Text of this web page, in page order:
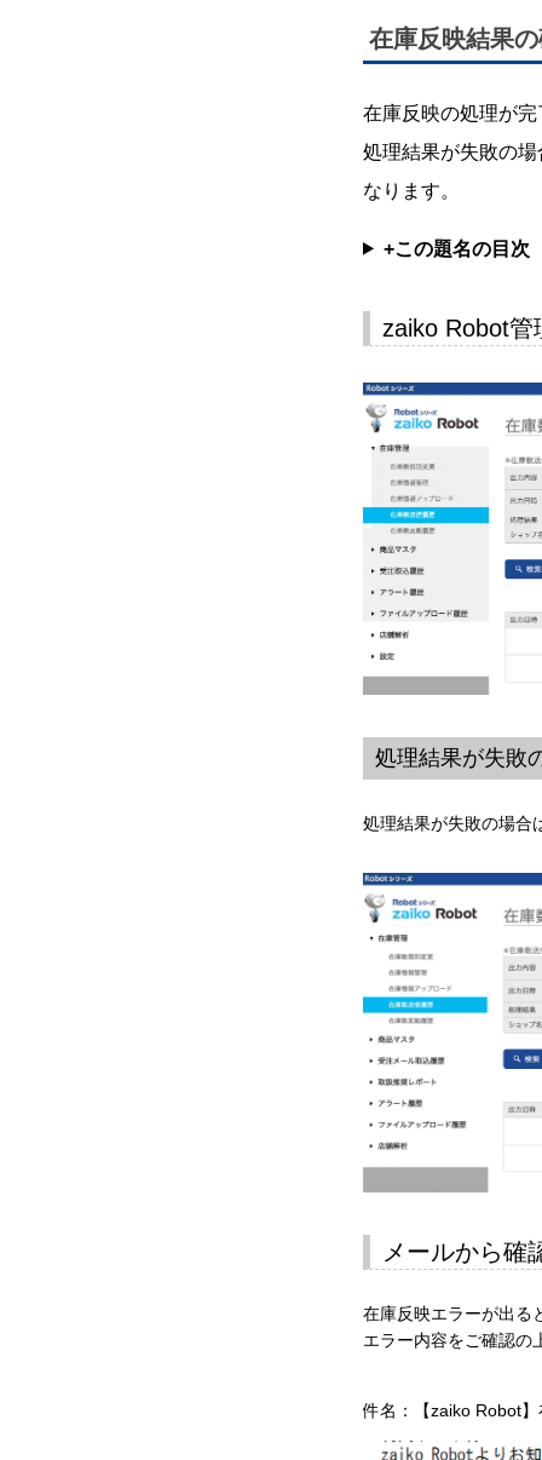
在庫反映結果
在庫反映の処理が
処理結果が失敗の
なります。
+この題名の目次
zaiko Robot
処理結果が失敗
処理結果が失敗の場合
メールから確
在庫反映エラーが出る
エラー内容をご確認の
件名：【zaiko Robot